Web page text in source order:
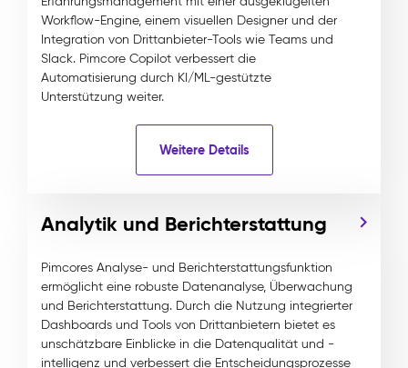
Workflow-Engine, einem visuellen Designer und der
Integration von Drittanbieter-Tools wie Teams und
Slack. Pimcore Copilot verbessert die
Automatisierung durch KI/ML-gestützte
Unterstützung weiter.
Weitere Details
Analytik und Berichterstattung
Pimcores Analyse- und Berichterstattungsfunktion
ermöglicht eine robuste Datenanalyse, Überwachung
und Berichterstattung. Durch die Nutzung integrierter
Dashboards und Tools von Drittanbietern bietet es
unschätzbare Einblicke in die Datenqualität und -
intelligenz und verbessert die Entscheidungsprozesse